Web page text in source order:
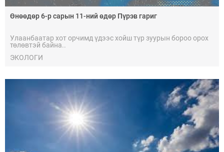
Өнөөдөр 6-р сарын 11-ний өдөр Пүрэв гариг
Улаанбаатар хот орчимд үдээс хойш түр зуурын бороо орох
төлөвтэй байна..
ЭКОЛОГИ